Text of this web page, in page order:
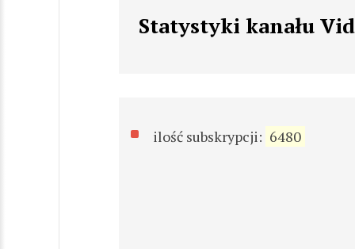
Statystyki kanału
ilość subskrypcji: 6480